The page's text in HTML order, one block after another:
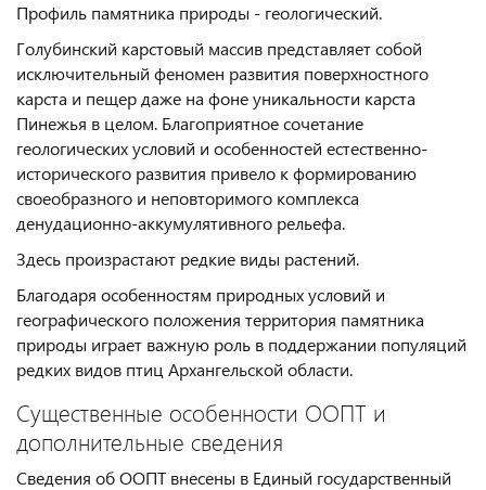
Профиль памятника природы - геологический.
Голубинский карстовый массив представляет собой
исключительный феномен развития поверхностного
карста и пещер даже на фоне уникальности карста
Пинежья в целом. Благоприятное сочетание
геологических условий и особенностей естественно-
исторического развития привело к формированию
своеобразного и неповторимого комплекса
денудационно-аккумулятивного рельефа.
Здесь произрастают редкие виды растений.
Благодаря особенностям природных условий и
географического положения территория памятника
природы играет важную роль в поддержании популяций
редких видов птиц Архангельской области.
Существенные особенности ООПТ и
дополнительные сведения
Сведения об ООПТ внесены в Единый государственный